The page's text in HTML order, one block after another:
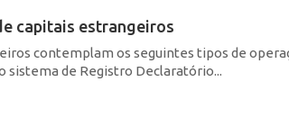
capitais estrangeiros
contemplam os seguintes tipos de
sistema de Registro Declaratório...